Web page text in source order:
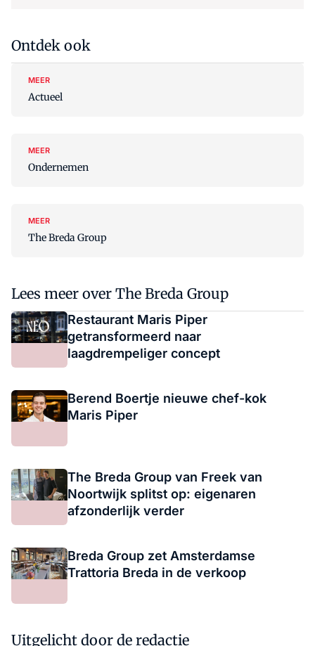
Ontdek ook
MEER
Actueel
MEER
Ondernemen
MEER
The Breda Group
Lees meer over The Breda Group
Restaurant Maris Piper
getransformeerd naar
laagdrempeliger concept
Berend Boertje nieuwe chef-kok
Maris Piper
The Breda Group van Freek van
Noortwijk splitst op: eigenaren
afzonderlijk verder
Breda Group zet Amsterdamse
Trattoria Breda in de verkoop
Uitgelicht door de redactie